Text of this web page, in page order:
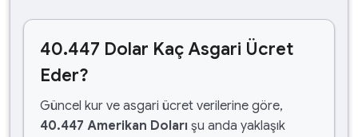
40.447 Dolar Kaç Asgari Ücret
Eder?
Güncel kur ve asgari ücret verilerine göre,
40.447 Amerikan Doları şu anda yaklaşık